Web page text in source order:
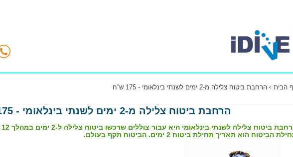
הבית הרחבת ביטוח צלילה מ-2 ימים לשנתי בינלאומי - 175 ש”ח
הרחבת ביטוח צלילה מ-2 ימים לשנתי בינלאומי - 175 ש”ח
הביטוח הוא תאריך תחילת ביטוח 2 ימים. הביטוח תקף בעולם.